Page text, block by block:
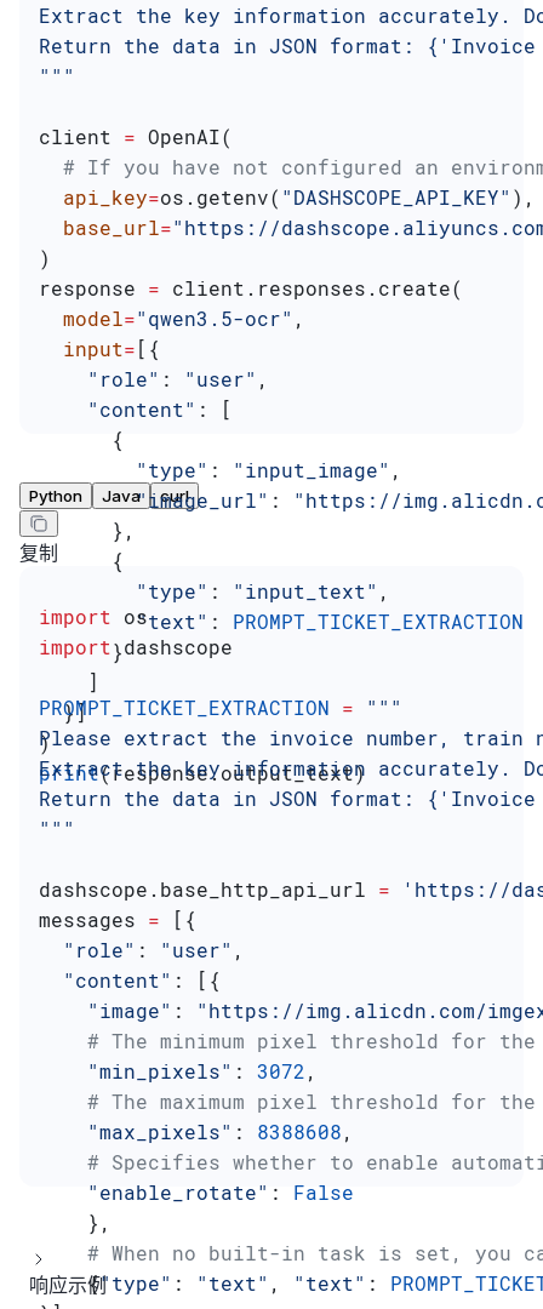
Extract the key information accurately.
Return the data in JSON format:
"""
client = OpenAI(
# If you have not configured an
  api_key
=os.getenv( "DASHSCOPE_API_KEY" ),
  base_url
="https://
)
response = client.responses.create(
  model
="qwen3.5-ocr" ,
  input
=[{
    "role"
: "user" ,
    "content"
: [
      {
        "type"
: "input_image" ,
        "image_url"
: "https://
      },
      {
        "type"
: "input_text" ,
        "text"
: PROMPT_TICKET_EXTRACTION
      }
    ]
  }]
)
print(response.output_text)
Python Java curl
复制
import os
import dashscope
PROMPT_TICKET_EXTRACTION = """
Please extract the invoice number, train
Extract the key information accurately.
Return the data in JSON format:
"""
dashscope.base_http_api_url = 'https://
messages = [{
  "role"
: "user" ,
  "content"
: [{
    "image"
: "https://img.alicdn.com/
# The minimum pixel threshold for
    "min_pixels"
: 3072 ,
# The maximum pixel threshold for
    "max_pixels"
: 8388608,
# Specifies whether to enable
    "enable_rotate"
: False
    },
# When no built-in task is set, you
    {
"type" : "text" , "text" :
响应示例